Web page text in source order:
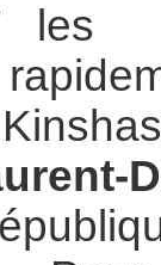
les